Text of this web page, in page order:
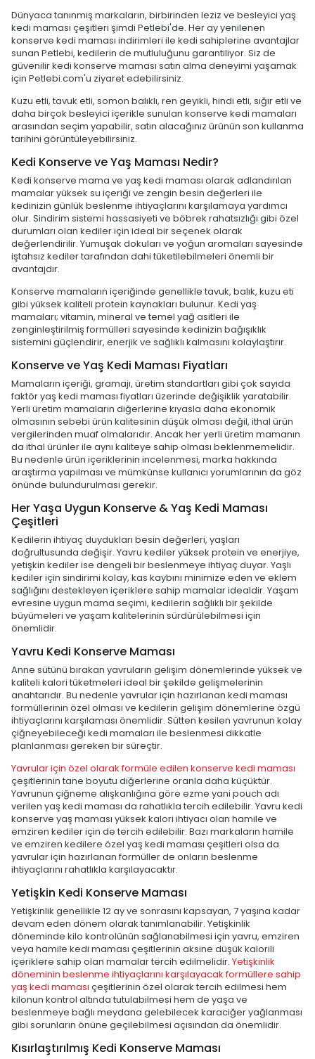
Dünyaca tanınmış markaların, birbirinden leziz ve besleyici yaş
kedi maması çeşitleri şimdi Petlebi'de. Her ay yenilenen
konserve kedi maması indirimleri ile kedi sahiplerine avantajlar
sunan Petlebi, kedilerin de mutluluğunu garantiliyor. Siz de
güvenilir kedi konserve maması satın alma deneyimi yaşamak
için Petlebi.com'u ziyaret edebilirsiniz.
Kuzu etli, tavuk etli, somon balıklı, ren geyikli, hindi etli, sığır etli ve
daha birçok besleyici içerikle sunulan konserve kedi mamaları
arasından seçim yapabilir, satın alacağınız ürünün son kullanma
tarihini görüntüleyebilirsiniz.
Kedi Konserve ve Yaş Maması Nedir?
Kedi konserve mama ve yaş kedi maması olarak adlandırılan
mamalar yüksek su içeriği ve zengin besin değerleri ile
kedinizin günlük beslenme ihtiyaçlarını karşılamaya yardımcı
olur. Sindirim sistemi hassasiyeti ve böbrek rahatsızlığı gibi özel
durumları olan kediler için ideal bir seçenek olarak
değerlendirilir. Yumuşak dokuları ve yoğun aromaları sayesinde
iştahsız kediler tarafından dahi tüketilebilmeleri önemli bir
avantajdır.
Konserve mamaların içeriğinde genellikle tavuk, balık, kuzu eti
gibi yüksek kaliteli protein kaynakları bulunur. Kedi yaş
mamaları; vitamin, mineral ve temel yağ asitleri ile
zenginleştirilmiş formülleri sayesinde kedinizin bağışıklık
sistemini güçlendirir, enerjik ve sağlıklı kalmasını kolaylaştırır.
Konserve ve Yaş Kedi Maması Fiyatları
Mamaların içeriği, gramajı, üretim standartları gibi çok sayıda
faktör yaş kedi maması fiyatları üzerinde değişiklik yaratabilir.
Yerli üretim mamaların diğerlerine kıyasla daha ekonomik
olmasının sebebi ürün kalitesinin düşük olması değil, ithal ürün
vergilerinden muaf olmalarıdır. Ancak her yerli üretim mamanın
da ithal ürünler ile aynı kaliteye sahip olması beklenmemelidir.
Bu nedenle ürün içeriklerinin incelenmesi, marka hakkında
araştırma yapılması ve mümkünse kullanıcı yorumlarının da göz
önünde bulundurulması gerekir.
Her Yaşa Uygun Konserve & Yaş Kedi Maması
Çeşitleri
Kedilerin ihtiyaç duydukları besin değerleri, yaşları
doğrultusunda değişir. Yavru kediler yüksek protein ve enerjiye,
yetişkin kediler ise dengeli bir beslenmeye ihtiyaç duyar. Yaşlı
kediler için sindirimi kolay, kas kaybını minimize eden ve eklem
sağlığını destekleyen içeriklere sahip mamalar idealdir. Yaşam
evresine uygun mama seçimi, kedilerin sağlıklı bir şekilde
büyümeleri ve yaşam kalitelerinin sürdürülebilmesi için
önemlidir.
Yavru Kedi Konserve Maması
Anne sütünü bırakan yavruların gelişim dönemlerinde yüksek ve
kaliteli kalori tüketmeleri ideal bir şekilde gelişmelerinin
anahtarıdır. Bu nedenle yavrular için hazırlanan kedi maması
formüllerinin özel olması ve kedilerin gelişim dönemlerine özgü
ihtiyaçlarını karşılaması önemlidir. Sütten kesilen yavrunun kolay
çiğneyebileceği kedi mamaları ile beslenmesi dikkatle
planlanması gereken bir süreçtir.
Yavrular için özel olarak formüle edilen konserve kedi maması
çeşitlerinin tane boyutu diğerlerine oranla daha küçüktür.
Yavrunun çiğneme alışkanlığına göre ezme yani pouch adı
verilen yaş kedi maması da rahatlıkla tercih edilebilir. Yavru kedi
konserve yaş maması yüksek kalori ihtiyacı olan hamile ve
emziren kediler için de tercih edilebilir. Bazı markaların hamile
ve emziren kedilere özel yaş kedi maması çeşitleri olsa da
yavrular için hazırlanan formüller de onların beslenme
ihtiyaçlarını rahatlıkla karşılayacaktır.
Yetişkin Kedi Konserve Maması
Yetişkinlik genellikle 12 ay ve sonrasını kapsayan, 7 yaşına kadar
devam eden dönem olarak tanımlanabilir. Yetişkinlik
döneminde kilo kontrolünün sağlanabilmesi için yavru, emziren
veya hamile kedi maması çeşitlerinin aksine düşük kalorili
içeriklere sahip olan mamalar tercih edilmelidir. Yetişkinlik
döneminin beslenme ihtiyaçlarını karşılayacak formüllere sahip
yaş kedi maması çeşitlerinin özel olarak tercih edilmesi hem
kilonun kontrol altında tutulabilmesi hem de yaşa ve
beslenmeye bağlı meydana gelebilecek karaciğer yağlanması
gibi sorunların önüne geçilebilmesi açısından da önemlidir.
Kısırlaştırılmış Kedi Konserve Maması